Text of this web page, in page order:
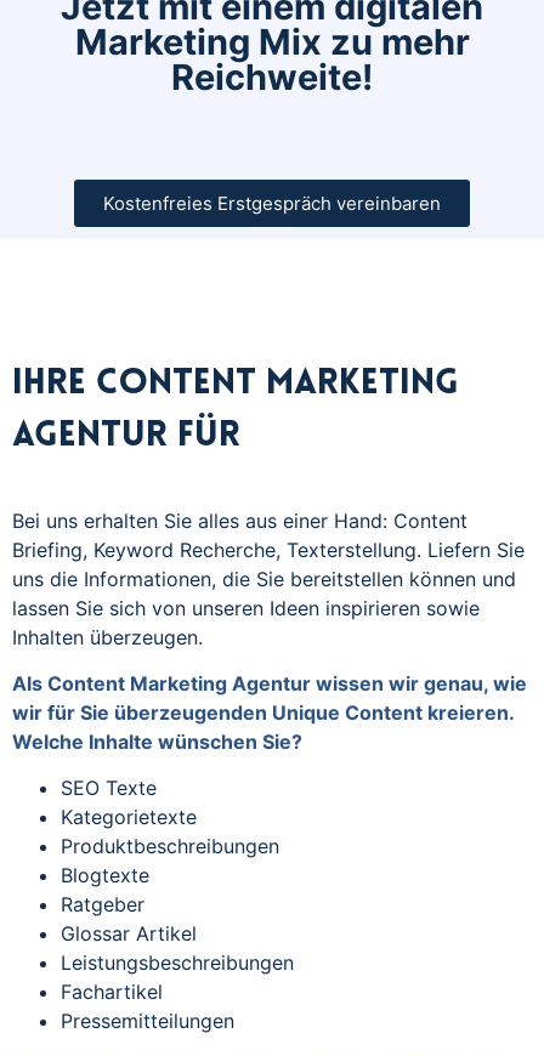
Marketing Mix zu mehr
Reichweite!
Kostenfreies Erstgespräch vereinbaren
Ihre Content Marketing
Agentur für
Bei uns erhalten Sie alles aus einer Hand: Content
Briefing, Keyword Recherche, Texterstellung. Liefern Sie
uns die Informationen, die Sie bereitstellen können und
lassen Sie sich von unseren Ideen inspirieren sowie
Inhalten überzeugen.
Als Content Marketing Agentur wissen wir genau, wie
wir für Sie überzeugenden Unique Content kreieren.
Welche Inhalte wünschen Sie?
SEO Texte
Kategorietexte
Produktbeschreibungen
Blogtexte
Ratgeber
Glossar Artikel
Leistungsbeschreibungen
Fachartikel
Pressemitteilungen